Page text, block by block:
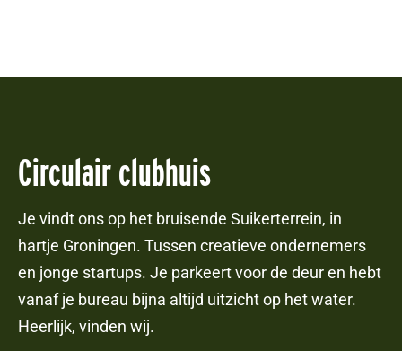
Circulair clubhuis
Je vindt ons op het bruisende Suikerterrein, in
hartje Groningen. Tussen creatieve ondernemers
en jonge startups. Je parkeert voor de deur en hebt
vanaf je bureau bijna altijd uitzicht op het water.
Heerlijk, vinden wij.